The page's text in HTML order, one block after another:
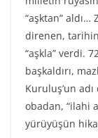
“aşktan”
direnen,
“aşkla” verdi.
başkaldırı,
Kuruluş’un
obadan, “ilahi
yürüyüşün